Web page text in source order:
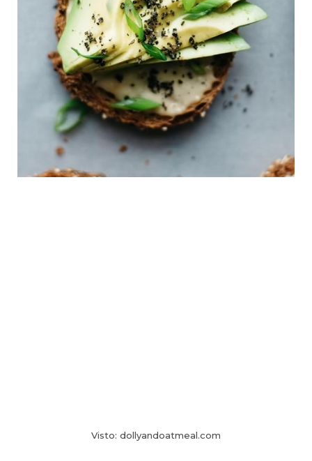
Visto: dollyandoatmeal.com